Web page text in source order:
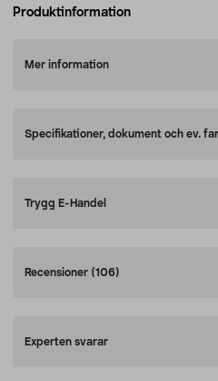
Produktinformation
Mer information
Specifikationer, dokument och ev.
Trygg E-Handel
Recensioner (106)
Experten svarar